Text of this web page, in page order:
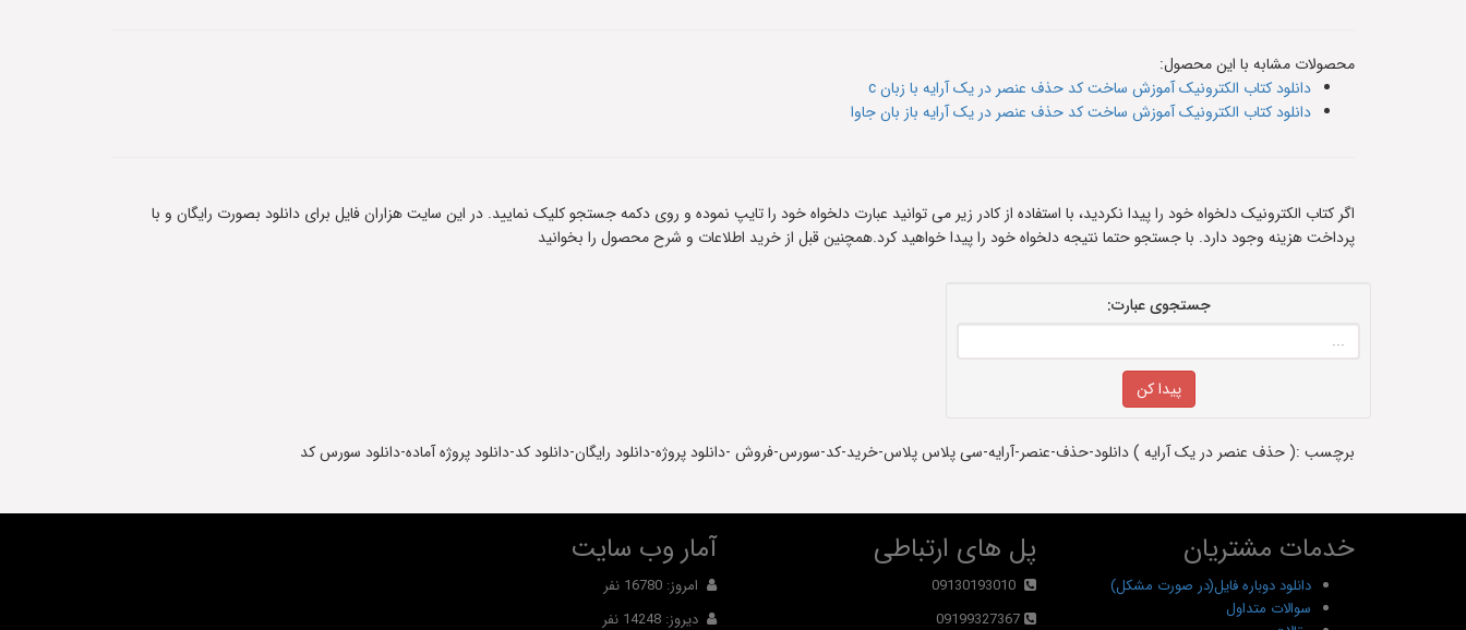
محصولات مشابه با این محصول:
دانلود کتاب الکترونیک آموزش ساخت کد حذف عنصر در یک آرایه با زبان c
دانلود کتاب الکترونیک آموزش ساخت کد حذف عنصر در یک آرایه باز بان جاوا
اگر کتاب الکترونیک دلخواه خود را پیدا نکردید، با استفاده از کادر زیر می توانید عبارت دلخواه خود را تایپ نموده و روی دکمه جستجو کلیک نمایید. در این سایت هزاران فایل برای دانلود بصورت رایگان و با
پرداخت هزینه وجود دارد. با جستجو حتما نتیجه دلخواه خود را پیدا خواهید کرد.همچنین قبل از خرید اطلاعات و شرح محصول را بخوانید
جستجوی عبارت:
برچسب :( حذف عنصر در یک آرایه ) دانلود-حذف-عنصر-آرایه-سی پلاس پلاس-خرید-کد-سورس-فروش -دانلود پروژه-دانلود رایگان-دانلود کد-دانلود پروژه آماده-دانلود سورس کد
خدمات مشتریان
دانلود دوباره فایل(در صورت مشکل)
سوالات متداول
پل های ارتباطی
09130193010
09199327367
آمار وب سایت
امروز: 16780 نفر
دیروز: 14248 نفر